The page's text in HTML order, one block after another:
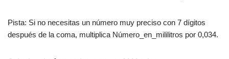
Pista: Si no necesitas un número muy preciso con 7 dígitos
después de la coma, multiplica Número_en_mililitros por 0,034.